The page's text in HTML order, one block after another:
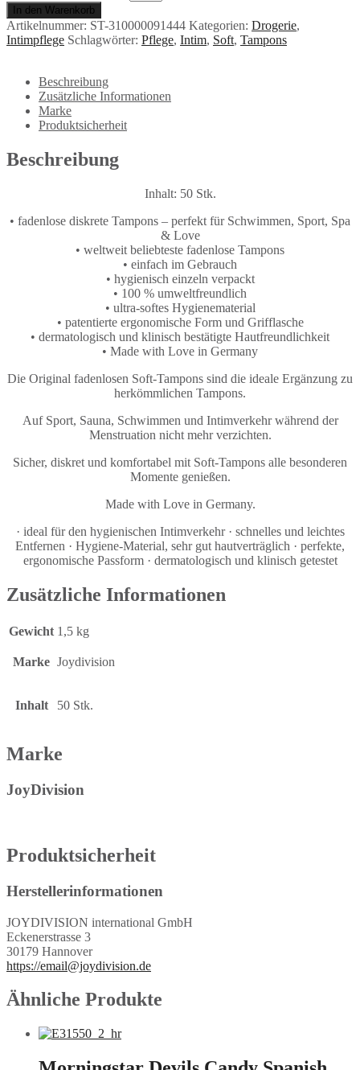
In den Warenkorb
Artikelnummer: ST-310000091444 Kategorien: Drogerie,
Intimpflege Schlagwörter: Pflege, Intim, Soft, Tampons
Beschreibung
Zusätzliche Informationen
Marke
Produktsicherheit
Beschreibung
Inhalt: 50 Stk.
• fadenlose diskrete Tampons – perfekt für Schwimmen, Sport, Spa
& Love
• weltweit beliebteste fadenlose Tampons
• einfach im Gebrauch
• hygienisch einzeln verpackt
• 100 % umweltfreundlich
• ultra-softes Hygienematerial
• patentierte ergonomische Form und Grifflasche
• dermatologisch und klinisch bestätigte Hautfreundlichkeit
• Made with Love in Germany
Die Original fadenlosen Soft-Tampons sind die ideale Ergänzung zu
herkömmlichen Tampons.
Auf Sport, Sauna, Schwimmen und Intimverkehr während der
Menstruation nicht mehr verzichten.
Sicher, diskret und komfortabel mit Soft-Tampons alle besonderen
Momente genießen.
Made with Love in Germany.
· ideal für den hygienischen Intimverkehr · schnelles und leichtes
Entfernen · Hygiene-Material, sehr gut hautverträglich · perfekte,
ergonomische Passform · dermatologisch und klinisch getestet
Zusätzliche Informationen
Gewicht 1,5 kg
Marke Joydivision
Inhalt 50 Stk.
Marke
JoyDivision
Produktsicherheit
Herstellerinformationen
JOYDIVISION international GmbH
Eckenerstrasse 3
30179 Hannover
https://email@joydivision.de
Ähnliche Produkte